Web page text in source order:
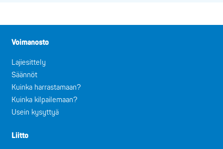
Voimanosto
Lajiesittely
Säännöt
Kuinka harrastamaan?
Kuinka kilpailemaan?
Usein kysyttyä
Liitto